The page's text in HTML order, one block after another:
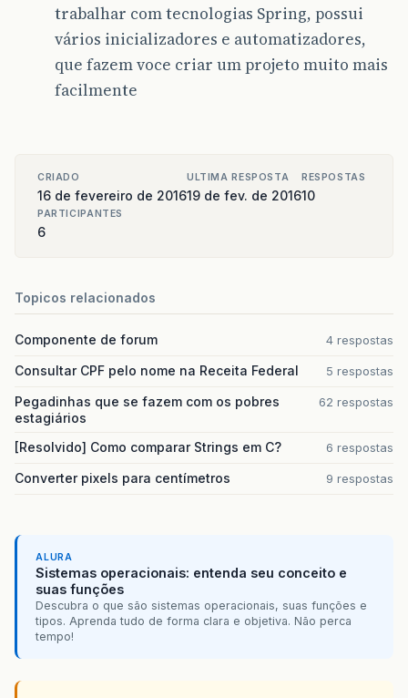
trabalhar com tecnologias Spring, possui
vários inicializadores e automatizadores,
que fazem voce criar um projeto muito mais
facilmente
CRIADO
16 de fevereiro de 2016
ULTIMA RESPOSTA
19 de fev. de 2016
RESPOSTAS
10
PARTICIPANTES
6
Topicos relacionados
Componente de forum 4 respostas
Consultar CPF pelo nome na Receita Federal 5 respostas
Pegadinhas que se fazem com os pobres
estagiários
62 respostas
[Resolvido] Como comparar Strings em C? 6 respostas
Converter pixels para centímetros 9 respostas
ALURA
Sistemas operacionais: entenda seu conceito e
suas funções
Descubra o que são sistemas operacionais, suas funções e
tipos. Aprenda tudo de forma clara e objetiva. Não perca
tempo!